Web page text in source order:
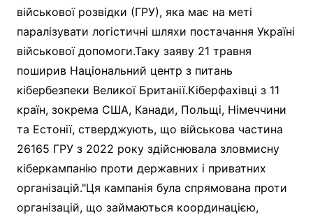
військової розвідки (ГРУ), яка має на меті
паралізувати логістичні шляхи постачання Україні
військової допомоги.Таку заяву 21 травня
поширив Національний центр з питань
кібербезпеки Великої Британії.Кіберфахівці з 11
країн, зокрема США, Канади, Польщі, Німеччини
та Естонії, стверджують, що військова частина
26165 ГРУ з 2022 року здійснювала зловмисну
кіберкампанію проти державних і приватних
організацій."Ця кампанія була спрямована проти
організацій, що займаються координацією,